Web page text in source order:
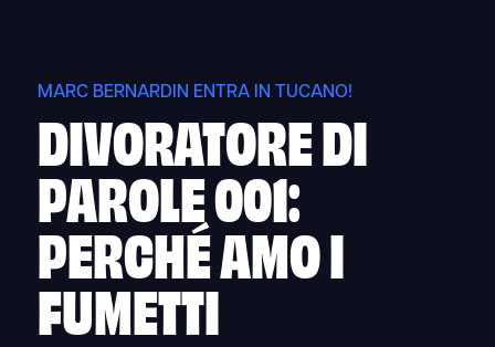
MARC BERNARDIN ENTRA IN TUCANO!
DIVORATORE DI
PAROLE 001:
PERCHÉ AMO I
FUMETTI